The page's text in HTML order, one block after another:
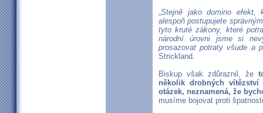
„Stejně jako domino efekt,
alespoň postupujete
tyto kruté zákony, které
národní úrovni jsme si
prosazovat potraty všude a
Strickland.
Biskup však zdůraznil, že
několik drobných
otázek, neznamená, že
musíme bojovat proti